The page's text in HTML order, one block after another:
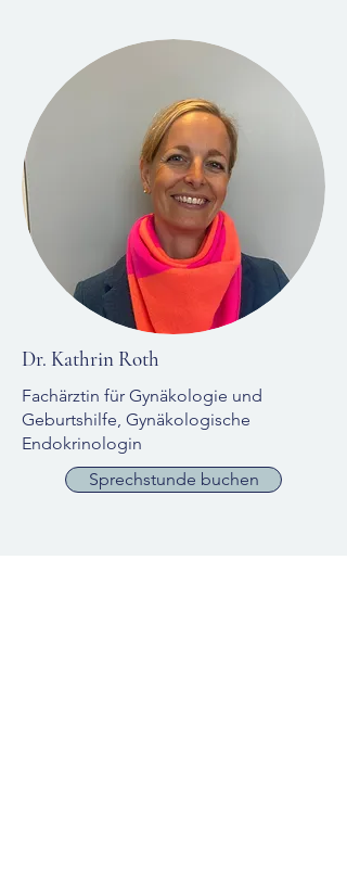
Dr. Kathrin Roth
Fachärztin für Gynäkologie und
Geburtshilfe, Gynäkologische
Endokrinologin
Sprechstunde buchen